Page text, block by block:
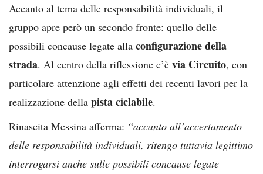
Accanto al tema delle responsabilità individuali, il
gruppo apre però un secondo fronte: quello delle
possibili concause legate alla configurazione della
strada. Al centro della riflessione c’è via Circuito, con
particolare attenzione agli effetti dei recenti lavori per la
realizzazione della pista ciclabile.
Rinascita Messina afferma: “accanto all’accertamento
delle responsabilità individuali, ritengo tuttavia legittimo
interrogarsi anche sulle possibili concause legate